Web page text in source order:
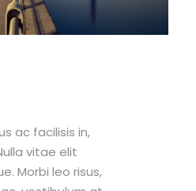
ac facilisis in,
vitae elit
Morbi leo risus,